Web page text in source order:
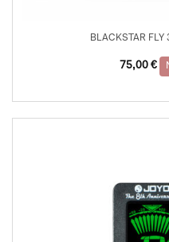
BLACKSTAR
75,00 €